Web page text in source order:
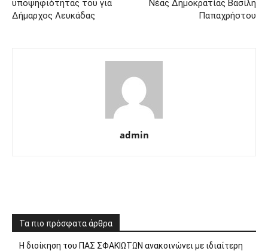
υποψηφιότητας του για
Δήμαρχος Λευκάδας
Νέας Δημοκρατίας Βασίλη
Παπαχρήστου
admin
Τα πιο πρόσφατα άρθρα
Η διοίκηση του ΠΑΣ ΣΦΑΚΙΩΤΩΝ ανακοινώνει με ιδιαίτερη